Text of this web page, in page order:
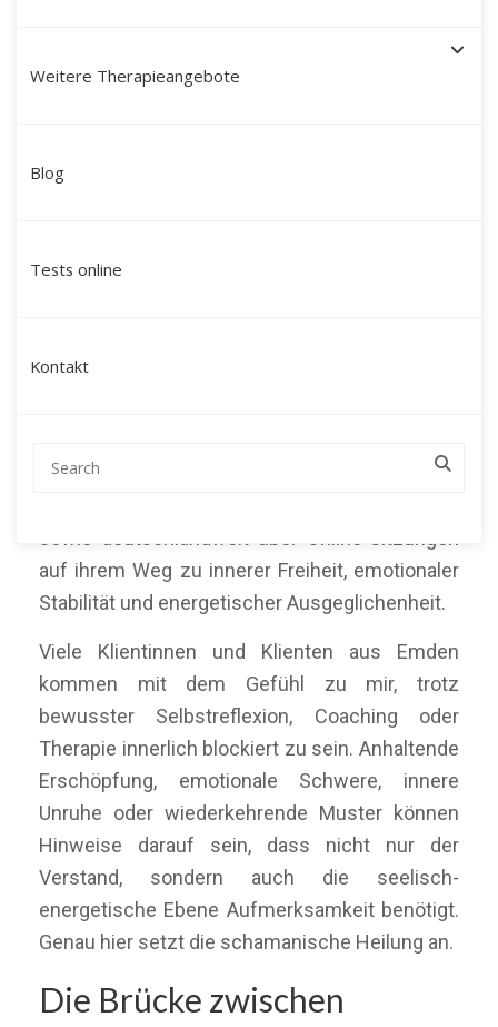
Weitere Therapieangebote
Blog
Tests online
Kontakt
Emden: Ihr Weg zu innerer
Veränderung, die über klassische
Mein Name ist Martín Polo. Ich begleite
auf ihrem Weg zu innerer Freiheit, emotionaler
Stabilität und energetischer Ausgeglichenheit.
Viele Klientinnen und Klienten aus Emden
kommen mit dem Gefühl zu mir, trotz
bewusster Selbstreflexion, Coaching oder
Therapie innerlich blockiert zu sein. Anhaltende
Erschöpfung, emotionale Schwere, innere
Unruhe oder wiederkehrende Muster können
Hinweise darauf sein, dass nicht nur der
Verstand, sondern auch die seelisch-
energetische Ebene Aufmerksamkeit benötigt.
Genau hier setzt die schamanische Heilung an.
Die Brücke zwischen